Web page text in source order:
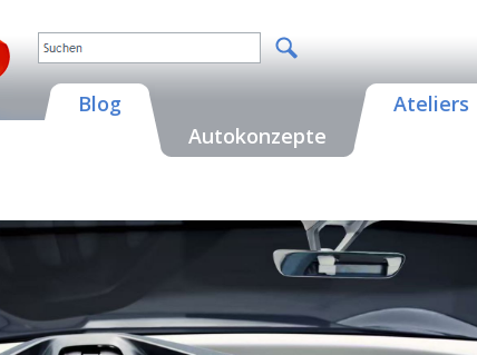
Blog
Autokonzepte
Ateliers